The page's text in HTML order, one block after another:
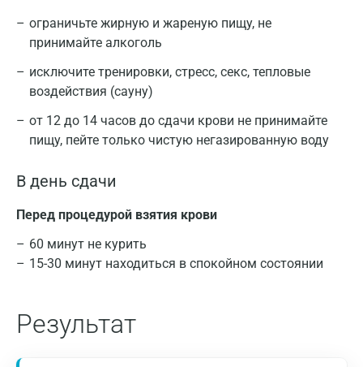
ограничьте жирную и жареную пищу, не
принимайте алкоголь
исключите тренировки, стресс, секс, тепловые
воздействия (сауну)
от 12 до 14 часов до сдачи крови не принимайте
пищу, пейте только чистую негазированную воду
В день сдачи
Перед процедурой взятия крови
60 минут не курить
15-30 минут находиться в спокойном состоянии
Результат